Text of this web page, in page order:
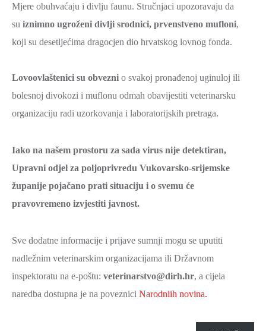
Mjere obuhvaćaju i divlju faunu. Stručnjaci upozoravaju da
su iznimno ugroženi divlji srodnici, prvenstveno mufloni,
koji su desetljećima dragocjen dio hrvatskog lovnog fonda.
Lovoovlaštenici su obvezni o svakoj pronađenoj uginuloj ili
bolesnoj divokozi i muflonu odmah obavijestiti veterinarsku
organizaciju radi uzorkovanja i laboratorijskih pretraga.
Iako na našem prostoru za sada virus nije detektiran,
Upravni odjel za poljoprivredu Vukovarsko-srijemske
županije pojačano prati situaciju i o svemu će
pravovremeno izvjestiti javnost.
Sve dodatne informacije i prijave sumnji mogu se uputiti
nadležnim veterinarskim organizacijama ili Državnom
inspektoratu na e-poštu: veterinarstvo@dirh.hr, a cijela
naredba dostupna je na poveznici Narodniih novina.